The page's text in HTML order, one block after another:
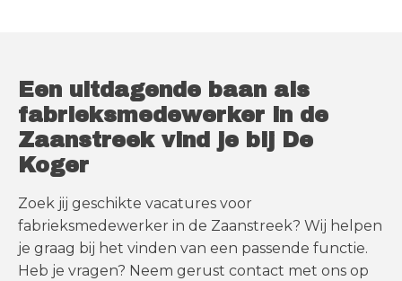
Een uitdagende baan als
fabrieksmedewerker in de
Zaanstreek vind je bij De
Koger
Zoek jij geschikte vacatures voor
fabrieksmedewerker in de Zaanstreek? Wij helpen
je graag bij het vinden van een passende functie.
Heb je vragen? Neem gerust contact met ons op